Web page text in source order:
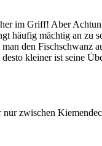
im Griff! Aber
häufig mächtig an zu
den Fischschwanz
kleiner ist seine
nur zwischen